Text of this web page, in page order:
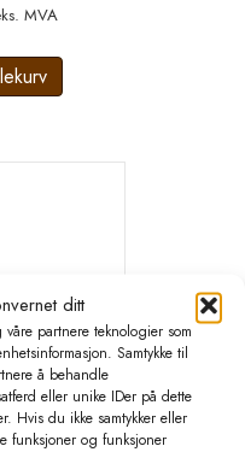
ditt
partnere teknologier som
Samtykke til
å behandle
eller unike IDer på dette
Hvis du ikke samtykker eller
funksjoner og funksjoner
MVA